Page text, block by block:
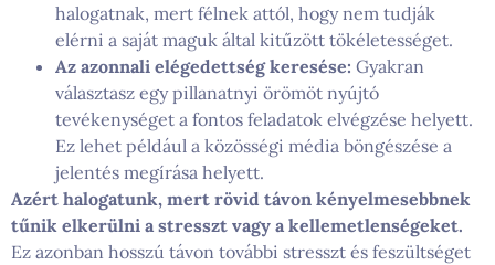
halogatnak, mert félnek attól, hogy nem tudják
elérni a saját maguk által kitűzött tökéletességet.
Az azonnali elégedettség keresése: Gyakran
választasz egy pillanatnyi örömöt nyújtó
tevékenységet a fontos feladatok elvégzése helyett.
Ez lehet például a közösségi média böngészése a
jelentés megírása helyett.
Azért halogatunk, mert rövid távon kényelmesebbnek
tűnik elkerülni a stresszt vagy a kellemetlenségeket.
Ez azonban hosszú távon további stresszt és feszültséget